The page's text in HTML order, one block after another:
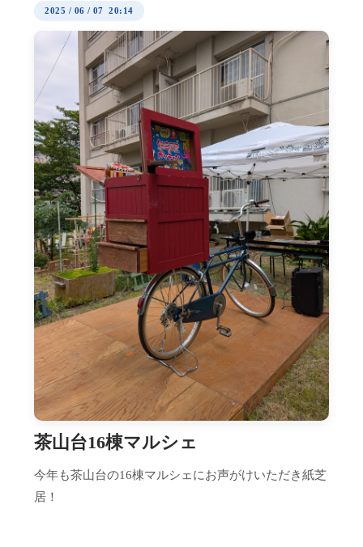
2025 / 06 / 07 20:14
茶山台16棟マルシェ
今年も茶山台の16棟マルシェにお声がけいただき紙芝
居！